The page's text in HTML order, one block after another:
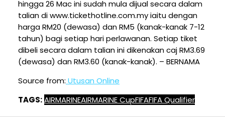
hingga 26 Mac ini sudah mula dijual secara dalam
talian di www.tickethotline.com.my iaitu dengan
harga RM20 (dewasa) dan RM5 (kanak-kanak 7-12
tahun) bagi setiap hari perlawanan. Setiap tiket
dibeli secara dalam talian ini dikenakan caj RM3.69
(dewasa) dan RM3.60 (kanak-kanak). – BERNAMA
Source from: Utusan Online
TAGS:AIRMARINEAIRMARINE CupFIFAFIFA Qualifier